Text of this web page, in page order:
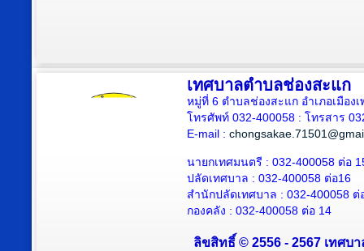
เทศบาลตำบลช่องสะแก
หมู่ที่ 6 ตำบลช่องสะแก อำเภอเมือง
โทรศัพท์ 032-400058 : โทรสาร
E-mail :
นายกเทศมนตรี : 032-400058 ต่อ
ปลัดเทศบาล : 032-400058 ต่อ16
สำนักปลัดเทศบาล : 032-400058 ต่
กองคลัง : 032-400058 ต่อ 14
ลิขสิทธิ์ © 2556 - 2567 เทศบ